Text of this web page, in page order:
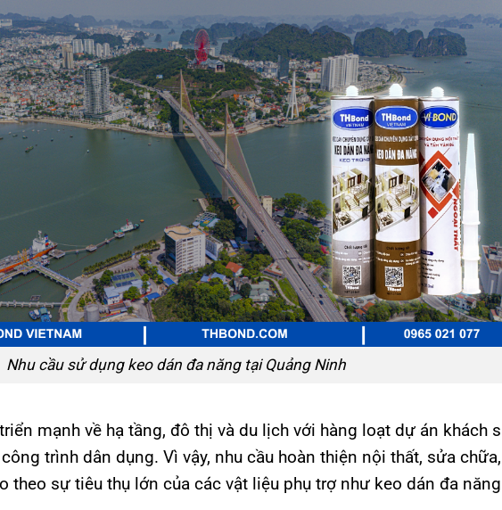
Nhu cầu sử dụng keo dán đa năng tại Quảng Ninh
mạnh về hạ tầng, đô thị và du lịch với hàng loạt dự án khách
trình dân dụng. Vì vậy, nhu cầu hoàn thiện nội thất, sửa chữa,
theo sự tiêu thụ lớn của các vật liệu phụ trợ như keo dán đa